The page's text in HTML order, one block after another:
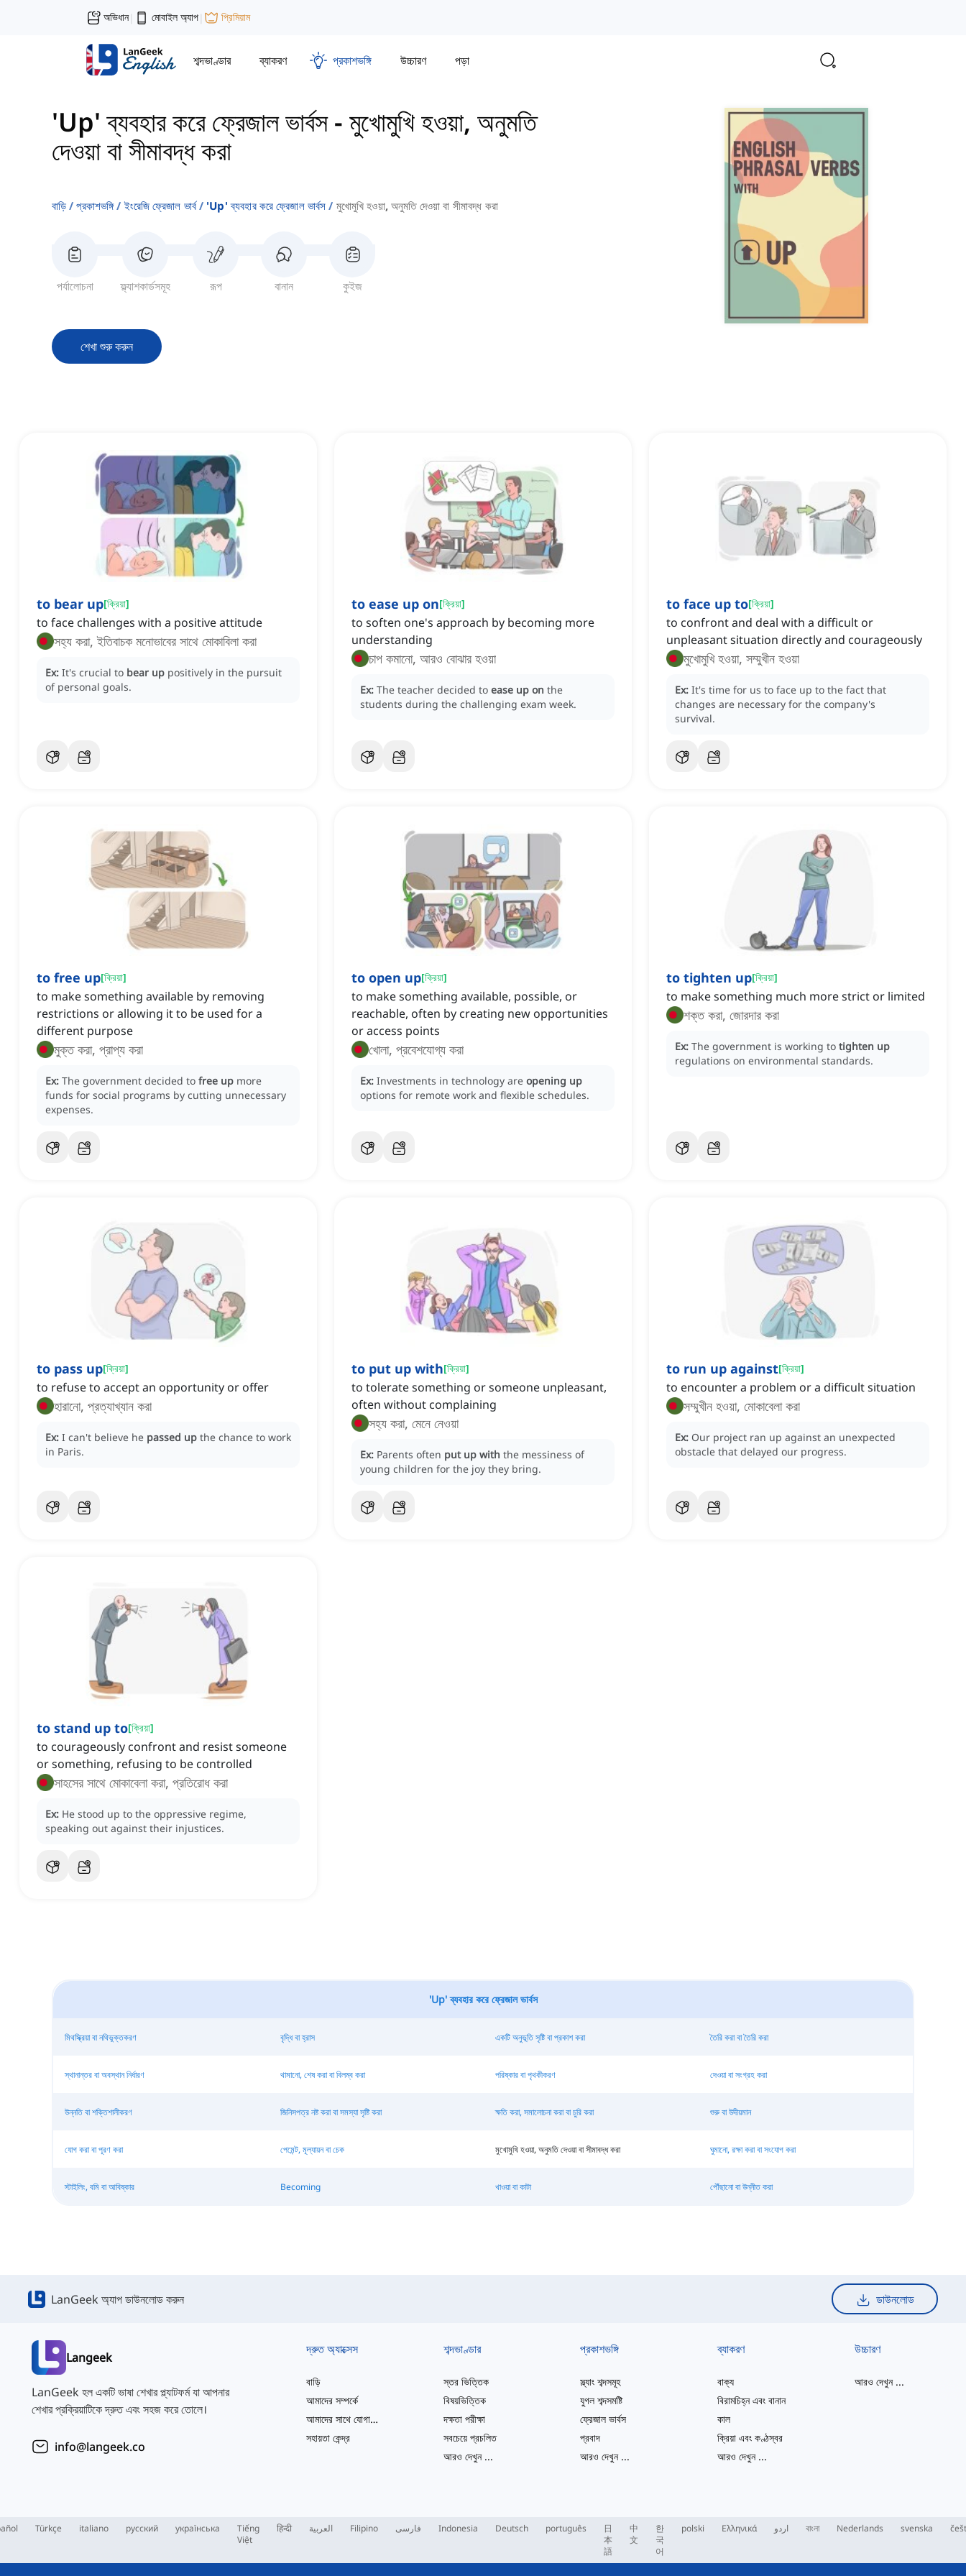
অভিধান| মোবাইল অ্যাপ| প্রিমিয়াম
শব্দভাণ্ডার ব্যাকরণ প্রকাশভঙ্গি উচ্চারণ পড়া
'Up' ব্যবহার করে ফ্রেজাল ভার্বস- মুখোমুখি হওয়া, অনুমতি
দেওয়া বা সীমাবদ্ধ করা
বাড়ি প্রকাশভঙ্গি ইংরেজি ফ্রেজাল ভার্ব 'up' ব্যবহার করে ফ্রেজাল ভার্বস মুখোমুখি হওয়া, অনুমতি দেওয়া বা সীমাবদ্ধ করা
পর্যালোচনা ফ্ল্যাশকার্ডসমূহ রূপ বানান কুইজ
শেখা শুরু করুন
to bear up[ক্রিয়া]
to face challenges with a positive attitude
সহ্য করা, ইতিবাচক মনোভাবের সাথে মোকাবিলা করা
Ex: It's crucial to bear up positively in the pursuit
of personal goals.
to ease up on[ক্রিয়া]
to soften one's approach by becoming more
understanding
চাপ কমানো, আরও বোঝার হওয়া
Ex: The teacher decided to ease up on the
students during the challenging exam week.
to face up to[ক্রিয়া]
to confront and deal with a difficult or
unpleasant situation directly and courageously
মুখোমুখি হওয়া, সম্মুখীন হওয়া
Ex: It's time for us to face up to the fact that
changes are necessary for the company's
survival.
to free up[ক্রিয়া]
to make something available by removing
restrictions or allowing it to be used for a
different purpose
মুক্ত করা, প্রাপ্য করা
Ex: The government decided to free up more
funds for social programs by cutting unnecessary
expenses.
to open up[ক্রিয়া]
to make something available, possible, or
reachable, often by creating new opportunities
or access points
খোলা, প্রবেশযোগ্য করা
Ex: Investments in technology are opening up
options for remote work and flexible schedules.
to tighten up[ক্রিয়া]
to make something much more strict or limited
শক্ত করা, জোরদার করা
Ex: The government is working to tighten up
regulations on environmental standards.
to pass up[ক্রিয়া]
to refuse to accept an opportunity or offer
হারানো, প্রত্যাখ্যান করা
Ex: I can't believe he passed up the chance to work
in Paris.
to put up with[ক্রিয়া]
to tolerate something or someone unpleasant,
often without complaining
সহ্য করা, মেনে নেওয়া
Ex: Parents often put up with the messiness of
young children for the joy they bring.
to run up against[ক্রিয়া]
to encounter a problem or a difficult situation
সম্মুখীন হওয়া, মোকাবেলা করা
Ex: Our project ran up against an unexpected
obstacle that delayed our progress.
to stand up to[ক্রিয়া]
to courageously confront and resist someone
or something, refusing to be controlled
সাহসের সাথে মোকাবেলা করা, প্রতিরোধ করা
Ex: He stood up to the oppressive regime,
speaking out against their injustices.
'Up' ব্যবহার করে ফ্রেজাল ভার্বস
মিথস্ক্রিয়া বা নথিভুক্তকরণ বৃদ্ধি বা হ্রাস একটি অনুভূতি সৃষ্টি বা প্রকাশ করা তৈরি করা বা তৈরি করা
স্থানান্তর বা অবস্থান নির্ধারণ থামানো, শেষ করা বা বিলম্ব করা পরিষ্কার বা পৃথকীকরণ দেওয়া বা সংগ্রহ করা
উন্নতি বা শক্তিশালীকরণ জিনিসপত্র নষ্ট করা বা সমস্যা সৃষ্টি করা ক্ষতি করা, সমালোচনা করা বা চুরি করা শুরু বা উদীয়মান
যোগ করা বা পূরণ করা পেমেন্ট, মূল্যায়ন বা চেক মুখোমুখি হওয়া, অনুমতি দেওয়া বা সীমাবদ্ধ করা ঘুমানো, রক্ষা করা বা সংযোগ করা
স্টাইলিং, বমি বা আবিষ্কার Becoming খাওয়া বা কাটা পৌঁছানো বা উন্নীত করা
LanGeek অ্যাপ ডাউনলোড করুন ডাউনলোড
Langeek
LanGeek হল একটি ভাষা শেখার প্ল্যাটফর্ম যা আপনার
শেখার প্রক্রিয়াটিকে দ্রুত এবং সহজ করে তোলে।
info@langeek.co
দ্রুত অ্যাক্সেস
বাড়ি
আমাদের সম্পর্কে
আমাদের সাথে যোগাযোগ করুন
সহায়তা কেন্দ্র
শব্দভাণ্ডার
স্তর ভিত্তিক
বিষয়ভিত্তিক
দক্ষতা পরীক্ষা
সবচেয়ে প্রচলিত
আরও দেখুন...
প্রকাশভঙ্গি
স্ল্যাং শব্দসমূহ
যুগল শব্দসমষ্টি
ফ্রেজাল ভার্বস
প্রবাদ
আরও দেখুন...
ব্যাকরণ
বাক্য
বিরামচিহ্ন এবং বানান
কাল
ক্রিয়া এবং কণ্ঠস্বর
আরও দেখুন...
উচ্চারণ
আরও দেখুন...
Türkçe italiano русский українська
Tiếng
Việt
हिन्दी العربية Filipino فارسی Indonesia Deutsch português
日
本
語
中
文
한
국
어
polski Ελληνικά اردو বাংলা Nederlands svenska